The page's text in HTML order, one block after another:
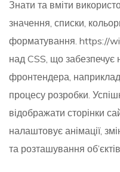
Знати та вміти
значення, списки,
форматування. https://
над CSS, що забезпечує
фронтендера,
процесу розробки.
відображати сторінки
налаштовує анімації,
та розташування